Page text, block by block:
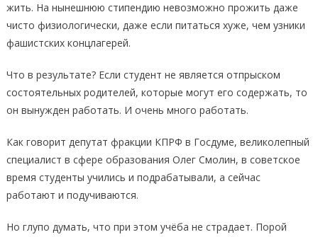
жить. На нынешнюю стипендию невозможно прожить даже
чисто физиологически, даже если питаться хуже, чем узники
фашистских концлагерей.
Что в результате? Если студент не является отпрыском
состоятельных родителей, которые могут его содержать, то
он вынужден работать. И очень много работать.
Как говорит депутат фракции КПРФ в Госдуме, великолепный
специалист в сфере образования Олег Смолин, в советское
время студенты учились и подрабатывали, а сейчас
работают и подучиваются.
Но глупо думать, что при этом учёба не страдает. Порой